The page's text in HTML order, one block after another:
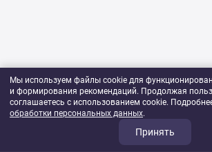
Мы используем файлы cookie для
и формирования рекомендаций. Продолжая
соглашаетесь с использованием cookie.
обработки персональных данных.
Принять